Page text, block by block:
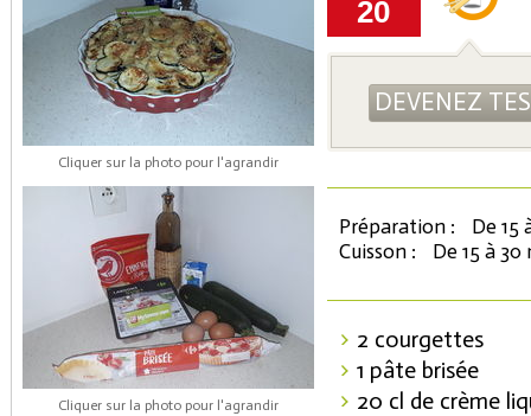
Cliquer sur la photo pour l'agrandir
Cliquer sur la photo pour l'agrandir
20
DEVENEZ
Préparation :
De 15
Cuisson :
De 15 à
2 courgettes
1 pâte brisée
20 cl de crème
Coupons de réduction